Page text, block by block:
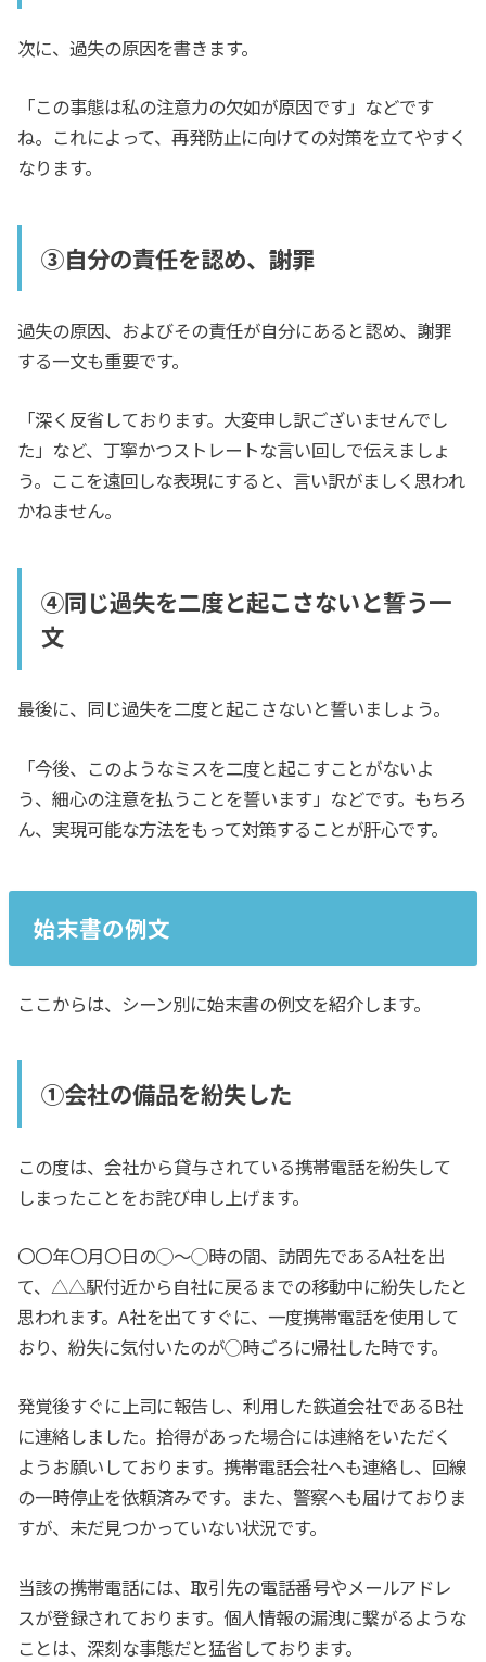
次に、過失の原因を書きます。
「この事態は私の注意力の欠如が原因です」などです
ね。これによって、再発防止に向けての対策を立てやすく
なります。
③自分の責任を認め、謝罪
過失の原因、およびその責任が自分にあると認め、謝罪
する一文も重要です。
「深く反省しております。大変申し訳ございませんでし
た」など、丁寧かつストレートな言い回しで伝えましょ
う。ここを遠回しな表現にすると、言い訳がましく思われ
かねません。
④同じ過失を二度と起こさないと誓う一
文
最後に、同じ過失を二度と起こさないと誓いましょう。
「今後、このようなミスを二度と起こすことがないよ
う、細心の注意を払うことを誓います」などです。もちろ
ん、実現可能な方法をもって対策することが肝心です。
始末書の例文
ここからは、シーン別に始末書の例文を紹介します。
①会社の備品を紛失した
この度は、会社から貸与されている携帯電話を紛失して
しまったことをお詫び申し上げます。
〇〇年〇月〇日の◯～◯時の間、訪問先であるA社を出
て、△△駅付近から自社に戻るまでの移動中に紛失したと
思われます。A社を出てすぐに、一度携帯電話を使用して
おり、紛失に気付いたのが◯時ごろに帰社した時です。
発覚後すぐに上司に報告し、利用した鉄道会社であるB社
に連絡しました。拾得があった場合には連絡をいただく
ようお願いしております。携帯電話会社へも連絡し、回線
の一時停止を依頼済みです。また、警察へも届けておりま
すが、未だ見つかっていない状況です。
当該の携帯電話には、取引先の電話番号やメールアドレ
スが登録されております。個人情報の漏洩に繋がるような
ことは、深刻な事態だと猛省しております。